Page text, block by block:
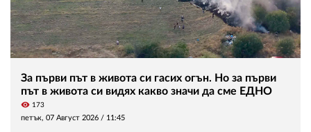
За първи път в живота си гасих огън. Но за първи
път в живота си видях какво значи да сме ЕДНО
visibility 173
петък, 07 Август 2026 / 11:45